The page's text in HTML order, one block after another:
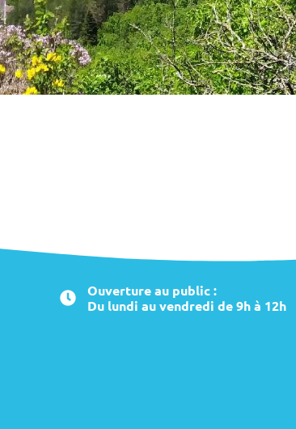
Ouverture au public :
Du lundi au vendredi de 9h à 12h